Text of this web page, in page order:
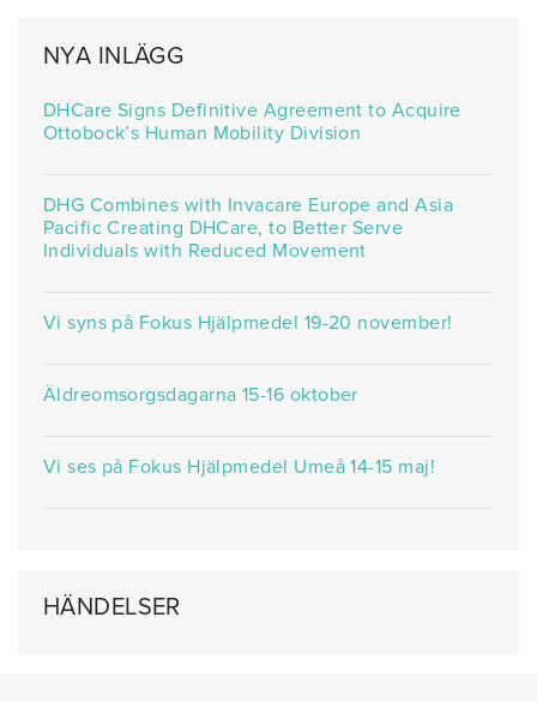
NYA INLÄGG
DHCare Signs Definitive Agreement to Acquire
Ottobock’s Human Mobility Division
DHG Combines with Invacare Europe and Asia
Pacific Creating DHCare, to Better Serve
Individuals with Reduced Movement
Vi syns på Fokus Hjälpmedel 19-20 november!
Äldreomsorgsdagarna 15-16 oktober
Vi ses på Fokus Hjälpmedel Umeå 14-15 maj!
HÄNDELSER